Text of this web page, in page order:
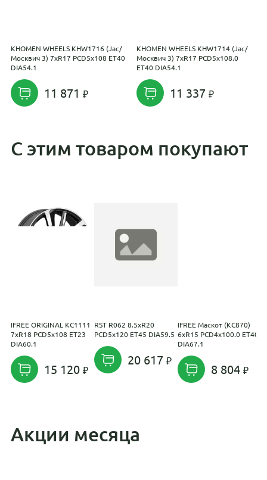
KHOMEN WHEELS KHW1716 (Jac/
Москвич 3) 7xR17 PCD5x108 ET40
DIA54.1
11 871
KHOMEN WHEELS KHW1714 (Jac/
Москвич 3) 7xR17 PCD5x108.0
ET40 DIA54.1
11 337
С этим товаром покупают
IFREE ORIGINAL КС1111
7xR18 PCD5x108 ET23
DIA60.1
15 120
RST R062 8.5xR20
PCD5x120 ET45 DIA59.5
20 617
IFREE Маскот (КС870)
6xR15 PCD4x100.0 ET40
DIA67.1
8 804
Акции месяца